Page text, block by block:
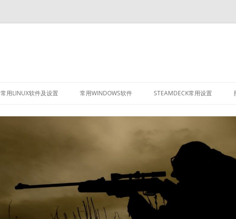
常用LINUX软件及设置 常用WINDOWS软件 STEAMDECK常用设置